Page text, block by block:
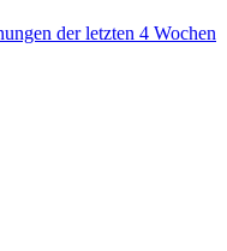
der letzten 4 Wochen